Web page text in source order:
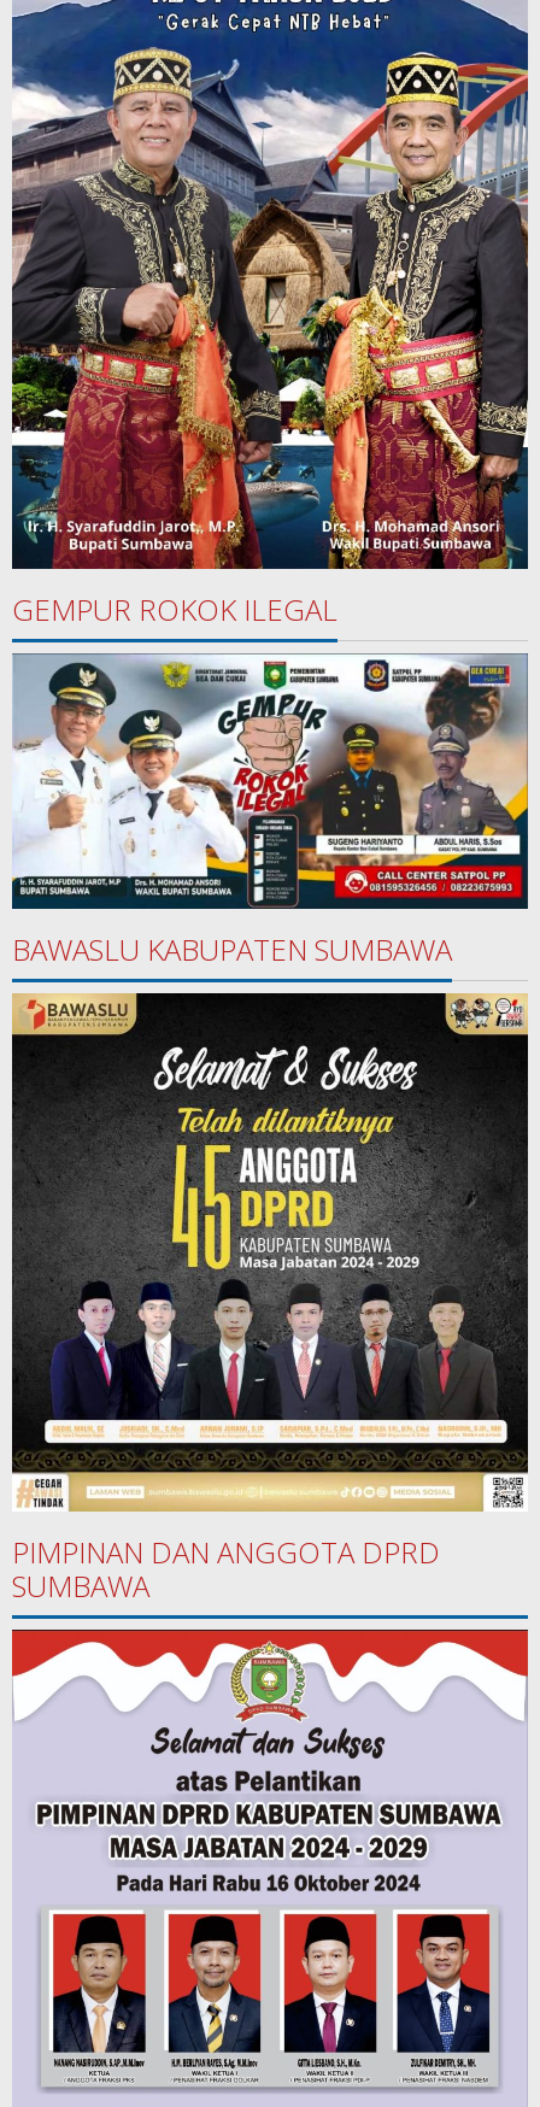
GEMPUR ROKOK ILEGAL
BAWASLU KABUPATEN SUMBAWA
PIMPINAN DAN ANGGOTA DPRD
SUMBAWA